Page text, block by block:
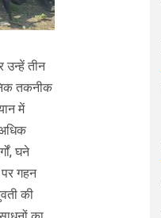
तीन
तकनीक
में
घने
पर गहन
की